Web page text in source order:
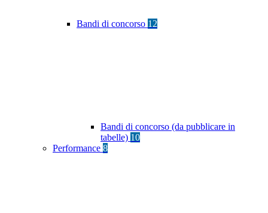
Bandi di concorso 12
Bandi di concorso (da pubblicare in
tabelle) 10
Performance 8